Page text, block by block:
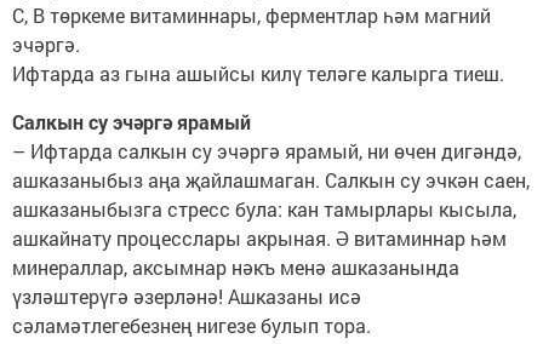
С, В төркеме витаминнары, ферментлар һәм магний
эчәргә.
Ифтарда аз гына ашыйсы килү теләге калырга тиеш.
Салкын су эчәргә ярамый
– Ифтарда салкын су эчәргә ярамый, ни өчен дигәндә,
ашказаныбыз аңа җайлашмаган. Салкын су эчкән саен,
ашказаныбызга стресс була: кан тамырлары кысыла,
ашкайнату процесслары акрыная. Ә витаминнар һәм
минераллар, аксымнар нәкъ менә ашказанында
үзләштерүгә әзерләнә! Ашказаны исә
сәламәтлегебезнең нигезе булып тора.